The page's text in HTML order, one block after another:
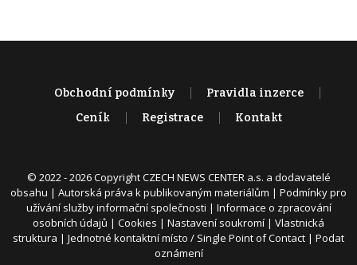
Obchodní podmínky
Pravidla inzerce
Ceník
Registrace Kontakt
© 2022 - 2026 Copyright CZECH NEWS CENTER a.s. a dodavatelé
obsahu | Autorská práva k publikovaným materiálům | Podmínky pro
užívání služby informační společnosti | Informace o zpracování
osobních údajů | Cookies | Nastavení soukromí | Vlastnická
struktura | Jednotné kontaktní místo / Single Point of Contact | Podat
oznámení